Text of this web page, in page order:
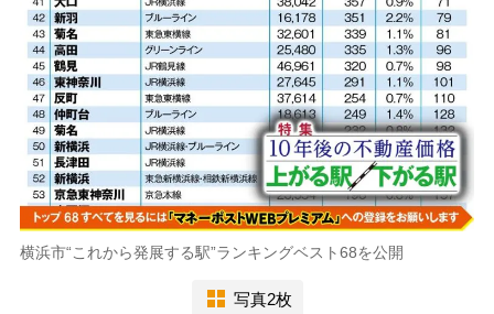
横浜市“これから発展する駅”ランキングベスト68を公開
写真2枚